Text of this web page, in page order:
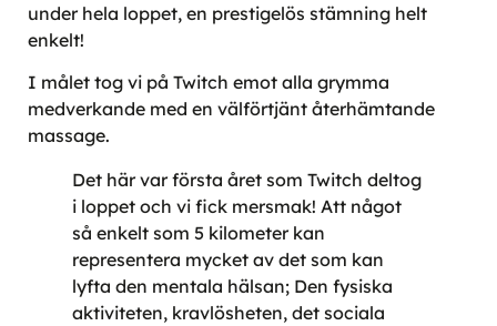
under hela loppet, en prestigelös stämning helt
enkelt!
I målet tog vi på Twitch emot alla grymma
medverkande med en välförtjänt återhämtande
massage.
Det här var första året som Twitch deltog
i loppet och vi fick mersmak! Att något
så enkelt som 5 kilometer kan
representera mycket av det som kan
lyfta den mentala hälsan; Den fysiska
aktiviteten, kravlösheten, det sociala